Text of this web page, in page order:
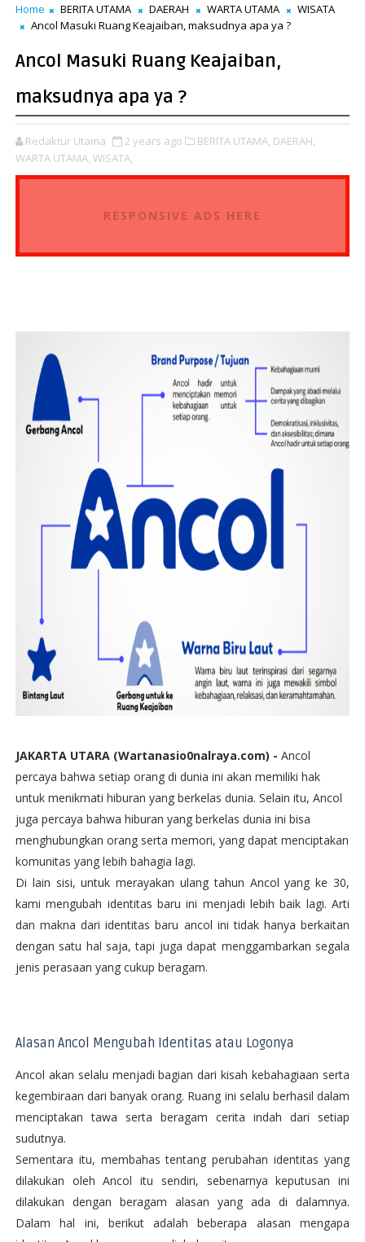
Home BERITA UTAMA DAERAH WARTA UTAMA
WISATA
Ancol Masuki Ruang Keajaiban, maksudnya apa ya ?
Ancol Masuki Ruang Keajaiban,
maksudnya apa ya ?
Redaktur Utama 2 years ago BERITA UTAMA, DAERAH,
WARTA UTAMA, WISATA,
RESPONSIVE ADS HERE
JAKARTA UTARA (Wartanasio0nalraya.com) - Ancol
percaya bahwa setiap orang di dunia ini akan memiliki hak
untuk menikmati hiburan yang berkelas dunia. Selain itu, Ancol
juga percaya bahwa hiburan yang berkelas dunia ini bisa
menghubungkan orang serta memori, yang dapat menciptakan
komunitas yang lebih bahagia lagi.
Di lain sisi, untuk merayakan ulang tahun Ancol yang ke 30,
kami mengubah identitas baru ini menjadi lebih baik lagi. Arti
dan makna dari identitas baru ancol ini tidak hanya berkaitan
dengan satu hal saja, tapi juga dapat menggambarkan segala
jenis perasaan yang cukup beragam.
Alasan Ancol Mengubah Identitas atau Logonya
Ancol akan selalu menjadi bagian dari kisah kebahagiaan serta
kegembiraan dari banyak orang. Ruang ini selalu berhasil dalam
menciptakan tawa serta beragam cerita indah dari setiap
sudutnya.
Sementara itu, membahas tentang perubahan identitas yang
dilakukan oleh Ancol itu sendiri, sebenarnya keputusan ini
dilakukan dengan beragam alasan yang ada di dalamnya.
Dalam hal ini, berikut adalah beberapa alasan mengapa